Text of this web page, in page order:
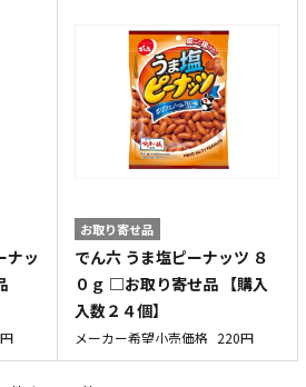
ナッ
お取り寄せ品
でん六 うま塩ピーナッツ ８
０ｇ □お取り寄せ品 【購入
入数２４個】
メーカー希望小売価格 220円